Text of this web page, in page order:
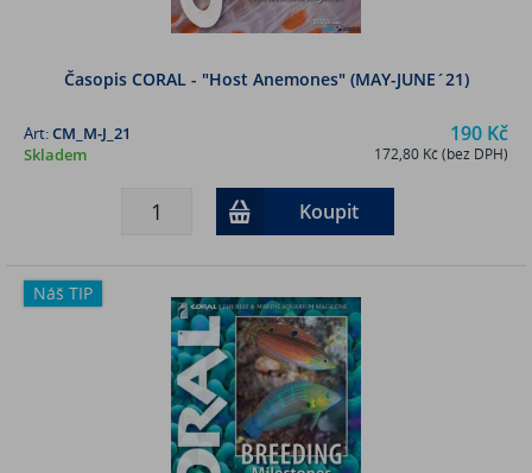
Časopis CORAL - "Host Anemones" (MAY-JUNE´21)
190 Kč
172,80 Kč (bez DPH)
Art:CM_M-J_21
Skladem
Koupit
Náš TIP